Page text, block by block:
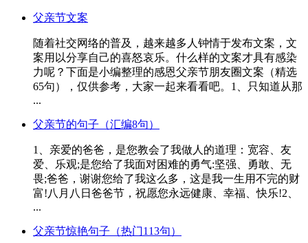
父亲节文案
随着社交网络的普及，越来越多人钟情于发布文案，文
案用以分享自己的喜怒哀乐。什么样的文案才具有感染
力呢？下面是小编整理的感恩父亲节朋友圈文案（精选
65句），仅供参考，大家一起来看看吧。1、只知道从那
...
父亲节的句子（汇编8句）
1、亲爱的爸爸，是您教会了我做人的道理：宽容、友
爱、乐观;是您给了我面对困难的勇气:坚强、勇敢、无
畏;爸爸，谢谢您给了我这么多，这是我一生用不完的财
富!八月八日爸爸节，祝愿您永远健康、幸福、快乐!2、
...
父亲节惊艳句子（热门113句）